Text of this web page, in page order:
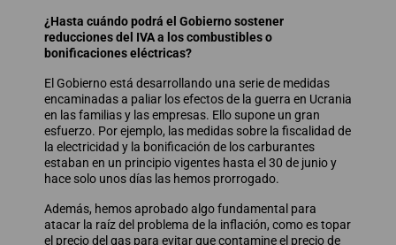
¿Hasta cuándo podrá el Gobierno sostener
reducciones del IVA a los combustibles o
bonificaciones eléctricas?
El Gobierno está desarrollando una serie de medidas
encaminadas a paliar los efectos de la guerra en Ucrania
en las familias y las empresas. Ello supone un gran
esfuerzo. Por ejemplo, las medidas sobre la fiscalidad de
la electricidad y la bonificación de los carburantes
estaban en un principio vigentes hasta el 30 de junio y
hace solo unos días las hemos prorrogado.
Además, hemos aprobado algo fundamental para
atacar la raíz del problema de la inflación, como es topar
el precio del gas para evitar que contamine el precio de